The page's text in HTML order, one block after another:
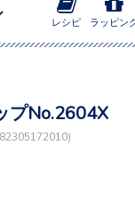
レシピ ラッピン
プNo.2604X